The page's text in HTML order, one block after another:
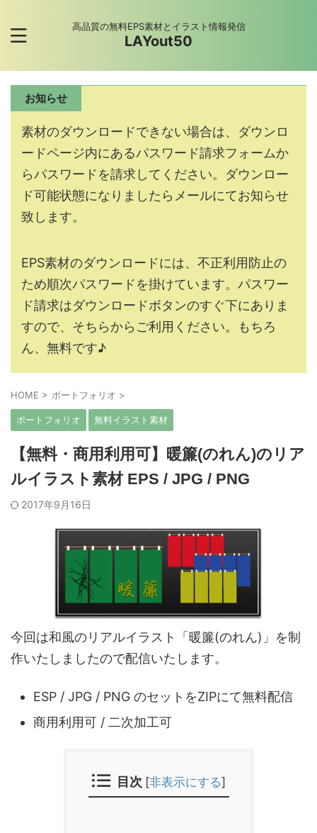
高品質の無料EPS素材とイラスト情報発信
LAYout50
お知らせ
素材のダウンロードできない場合は、ダウンロ
ードページ内にあるパスワード請求フォームか
らパスワードを請求してください。ダウンロー
ド可能状態になりましたらメールにてお知らせ
致します。
EPS素材のダウンロードには、不正利用防止の
ため順次パスワードを掛けています。パスワー
ド請求はダウンロードボタンのすぐ下にありま
すので、そちらからご利用ください。もちろ
ん、無料です♪
HOME > ポートフォリオ >
ポートフォリオ 無料イラスト素材
【無料・商用利用可】暖簾(のれん)のリア
ルイラスト素材 EPS / JPG / PNG
2017年9月16日
今回は和風のリアルイラスト「暖簾(のれん)」を制
作いたしましたので配信いたします。
ESP / JPG / PNG のセットをZIPにて無料配信
商用利用可 / 二次加工可
目次 [非表示にする]